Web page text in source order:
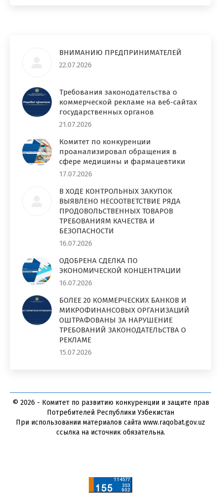
ВНИМАНИЮ ПРЕДПРИНИМАТЕЛЕЙ
22.07.2026
Требования законодательства о
коммерческой рекламе на веб-сайтах
государственных органов
21.07.2026
Комитет по конкуренции
проанализировал обращения в
сфере медицины и фармацевтики
17.07.2026
В ХОДЕ КОНТРОЛЬНЫХ ЗАКУПОК
ВЫЯВЛЕНО НЕСООТВЕТСТВИЕ РЯДА
ПРОДОВОЛЬСТВЕННЫХ ТОВАРОВ
ТРЕБОВАНИЯМ КАЧЕСТВА И
БЕЗОПАСНОСТИ
16.07.2026
ОДОБРЕНА СДЕЛКА ПО
ЭКОНОМИЧЕСКОЙ КОНЦЕНТРАЦИИ
16.07.2026
БОЛЕЕ 20 КОММЕРЧЕСКИХ БАНКОВ И
МИКРОФИНАНСОВЫХ ОРГАНИЗАЦИЙ
ОШТРАФОВАНЫ ЗА НАРУШЕНИЕ
ТРЕБОВАНИЙ ЗАКОНОДАТЕЛЬСТВА О
РЕКЛАМЕ
15.07.2026
© 2026 - Комитет по развитию конкуренции и защите прав
Потребителей Республики Узбекистан
При использовании материалов сайта www.raqobat.gov.uz
ссылка на источник обязательна.